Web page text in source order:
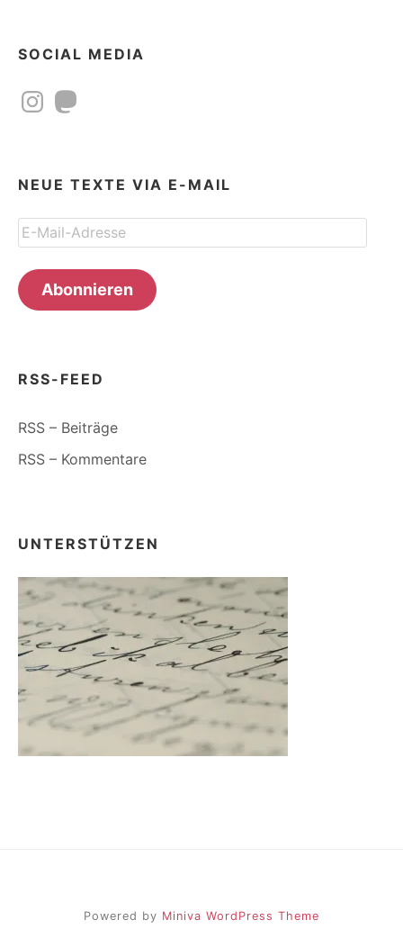
SOCIAL MEDIA
InstagramMastodon
NEUE TEXTE VIA E-MAIL
E-
Mail-
Adresse
Abonnieren
RSS-FEED
RSS – Beiträge
RSS – Kommentare
UNTERSTÜTZEN
Powered by Miniva WordPress Theme